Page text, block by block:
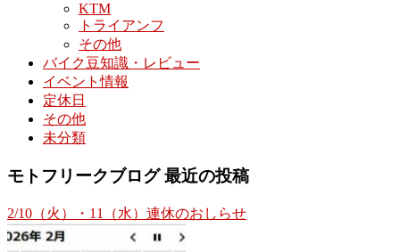
KTM
トライアンフ
その他
バイク豆知識・レビュー
イベント情報
定休日
その他
未分類
モトフリークブログ 最近の投稿
2/10（火）・11（水）連休のおしらせ